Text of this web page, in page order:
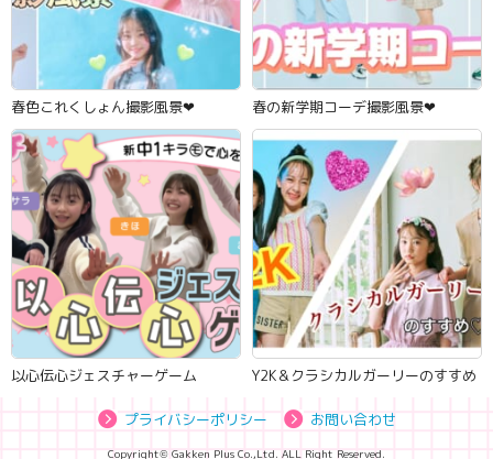
春色これくしょん撮影風景‪‪❤︎‬ 春の新学期コーデ撮影風景‪‪❤︎‬
以心伝心ジェスチャーゲーム Y2K＆クラシカルガーリーのすすめ
プライバシーポリシー お問い合わせ
Copyright© Gakken Plus Co.,Ltd. ALL Right Reserved.